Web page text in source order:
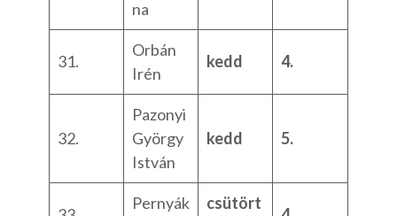
na
31.
Orbán
Irén
kedd 4.
32.
Pazonyi
György
István
kedd 5.
Pernyák
csütört